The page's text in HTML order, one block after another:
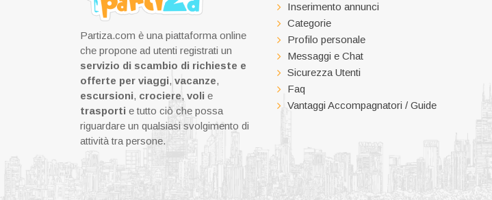
Partiza.com è una piattaforma online
che propone ad utenti registrati un
servizio di scambio di richieste e
offerte per viaggi, vacanze,
escursioni, crociere, voli e
trasporti e tutto ciò che possa
riguardare un qualsiasi svolgimento di
attività tra persone.
Inserimento annunci
Categorie
Profilo personale
Messaggi e Chat
Sicurezza Utenti
Faq
Vantaggi Accompagnatori / Guide